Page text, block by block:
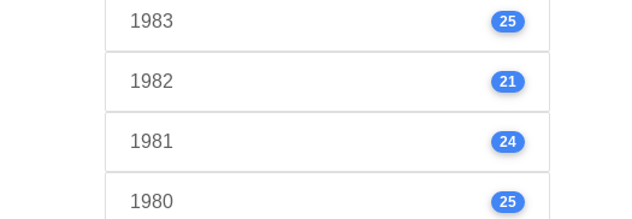
1983 25
1982 21
1981 24
1980 25